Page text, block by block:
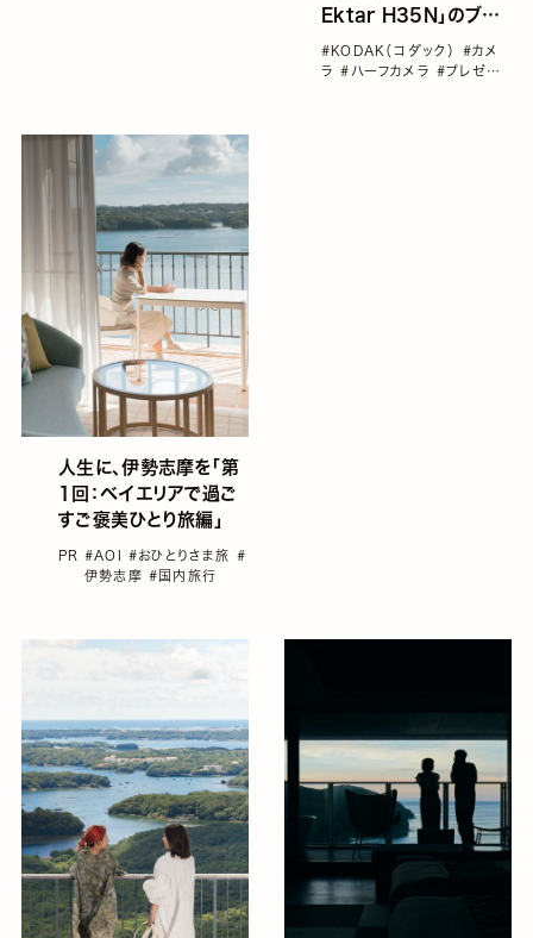
Ektar H35N」のブル
ー、ピンク、オレンジをそ
れぞれ1台づつ、合計3
#KODAK（コダック） #カメ
ラ#ハーフカメラ #プレゼン
人生に、伊勢志摩を「第
1回：ベイエリアで過ご
すご褒美ひとり旅編」
PR #AOI #おひとりさま旅 #
伊勢志摩 #国内旅行